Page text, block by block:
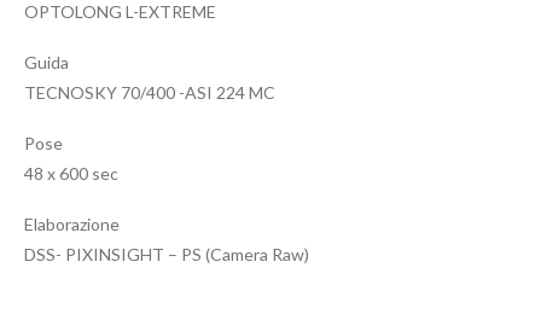
OPTOLONG L-EXTREME
Guida
TECNOSKY 70/400 -ASI 224 MC
Pose
48 x 600 sec
Elaborazione
DSS- PIXINSIGHT – PS (Camera Raw)